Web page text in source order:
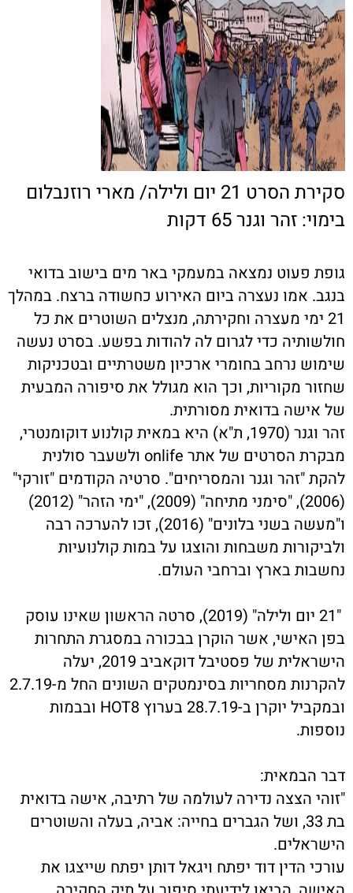
סקירת הסרט 21 יום ולילה/ מארי רוזנבלום
בימוי: זהר וגנר 65 דקות
גופת פעוט נמצאה במעמקי באר מים בישוב בדואי
בנגב. אמו נעצרה ביום האירוע כחשודה ברצח. במהלך
21 ימי מעצרה וחקירתה, מנצלים השוטרים את כל
חולשותיה כדי לגרום לה להודות בפשע. בסרט נעשה
שימוש נרחב בחומרי ארכיון משטרתיים ובטכניקות
שחזור מקוריות, וכך הוא מגולל את סיפורה המבעית
של אישה בדואית מסורתית.
זהר וגנר (1970, ת"א) היא במאית קולנוע דוקומנטרי,
מבקרת הסרטים של אתר onlife ולשעבר סולנית
להקת "זהר וגנר והמסריחים". סרטיה הקודמים "זורקי"
(2006), "סימני מתיחה" (2009), "ימי הזהר" (2012)
ו"מעשה בשני בלונים" (2016), זכו להערכה רבה
ולביקורות משבחות והוצגו על במות קולנועיות
נחשבות בארץ וברחבי העולם.
"21 יום ולילה" (2019), סרטה הראשון שאינו עוסק
בפן האישי, אשר הוקרן בבכורה במסגרת התחרות
הישראלית של פסטיבל דוקאביב 2019, יעלה
להקרנות מסחריות בסינמטקים השונים החל מ-2.7.19
ובמקביל יוקרן ב-28.7.19 בערוץ HOT8 ובבמות
נוספות.
דבר הבמאית:
"זוהי הצצה נדירה לעולמה של רתיבה, אישה בדואית
בת 33, ושל הגברים בחייה: אביה, בעלה והשוטרים
הישראלים.
עורכי הדין דוד יפתח ויגאל דותן יפתח שייצגו את